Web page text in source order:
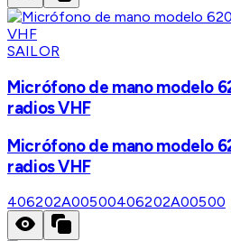
SAILOR
Micrófono de mano modelo
radios VHF
Micrófono de mano modelo
radios VHF
406202A00500406202A00500